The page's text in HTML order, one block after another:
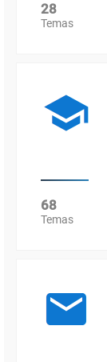
28
Temas
68
Temas